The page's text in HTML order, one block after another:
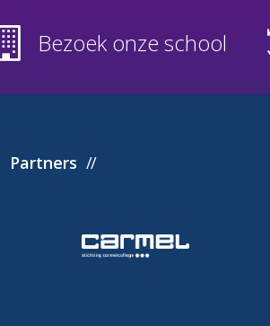
Bezoek onze school
Partners